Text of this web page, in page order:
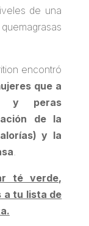
de una
encontró
que a
y peras
de la
y la
.
té verde,
a tu lista de